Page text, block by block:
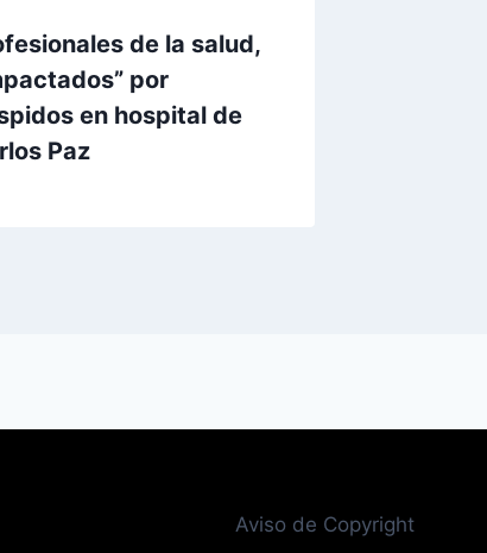
de la salud,
por
en hospital de
Paz
Aviso de Copyright